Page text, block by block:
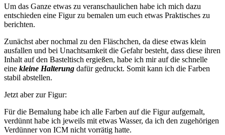
Um das Ganze etwas zu veranschaulichen habe ich mich dazu
entschieden eine Figur zu bemalen um euch etwas Praktisches zu
berichten.
Zunächst aber nochmal zu den Fläschchen, da diese etwas klein
ausfallen und bei Unachtsamkeit die Gefahr besteht, dass diese ihren
Inhalt auf den Basteltisch ergießen, habe ich mir auf die schnelle
eine kleine Halterung dafür gedruckt. Somit kann ich die Farben
stabil abstellen.
Jetzt aber zur Figur:
Für die Bemalung habe ich alle Farben auf die Figur aufgemalt,
verdünnt habe ich jeweils mit etwas Wasser, da ich den zugehörigen
Verdünner von ICM nicht vorrätig hatte.